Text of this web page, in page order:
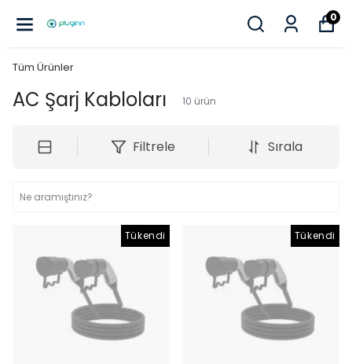
0
Tüm Ürünler
AC Şarj Kabloları 10 ürün
Filtrele Sırala
Tükendi Tükendi